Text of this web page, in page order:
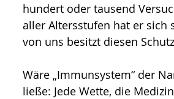
hundert oder tausend
aller Altersstufen hat er sich
von uns besitzt diesen
Wäre „Immunsystem“ der
ließe: Jede Wette, die